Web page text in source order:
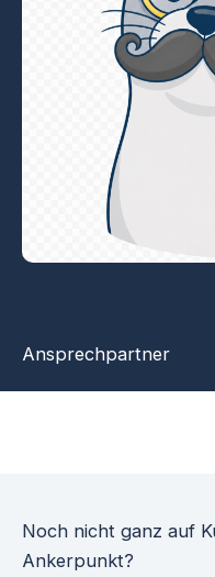
Ansprechpartner
Noch nicht ganz auf
Ankerpunkt?